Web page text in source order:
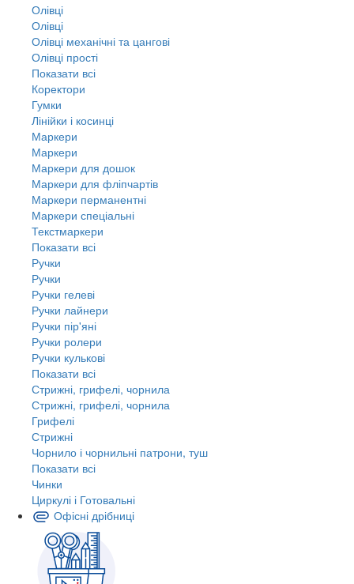
Олівці
Олівці
Олівці механічні та цангові
Олівці прості
Показати всі
Коректори
Гумки
Лінійки і косинці
Маркери
Маркери
Маркери для дошок
Маркери для фліпчартів
Маркери перманентні
Маркери спеціальні
Текстмаркери
Показати всі
Ручки
Ручки
Ручки гелеві
Ручки лайнери
Ручки пір'яні
Ручки ролери
Ручки кулькові
Показати всі
Стрижні, грифелі, чорнила
Стрижні, грифелі, чорнила
Грифелі
Стрижні
Чорнило і чорнильні патрони, туш
Показати всі
Чинки
Циркулі і Готовальні
Офісні дрібниці